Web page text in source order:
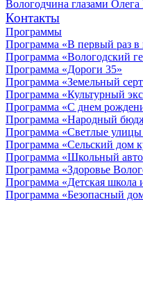
Вологодчина глазами
Контакты
Программы
Программа «В первый раз в
Программа «Вологодский
Программа «Дороги 35»
Программа «Земельный
Программа «Культурный
Программа «С днем
Программа «Народный
Программа «Светлые
Программа «Сельский дом
Программа «Школьный
Программа «Здоровье
Программа «Детская школа
Программа «Безопасный